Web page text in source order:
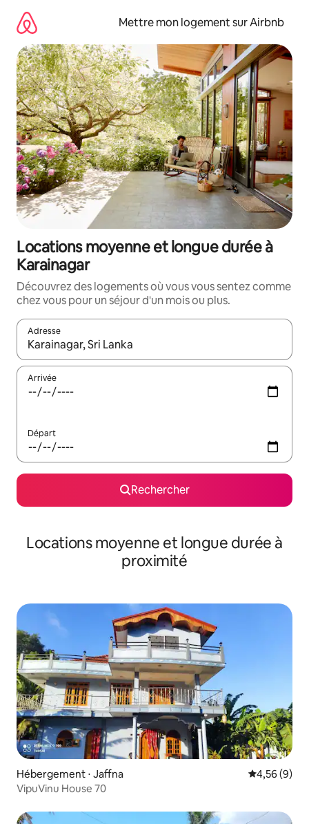
directement
contenu
Mettre mon logement sur Airbnb
Locations moyenne et longue durée à
Karainagar
Découvrez des logements où vous vous sentez comme
chez vous pour un séjour d'un mois ou plus.
Adresse
Lorsque les résultats s'affichent, utilisez les flèches vers le
Arrivée
Départ
Rechercher
Locations moyenne et longue durée à
proximité
Hébergement ⋅ Jaffna Évaluation
4,56 (9)
VipuVinu House 70